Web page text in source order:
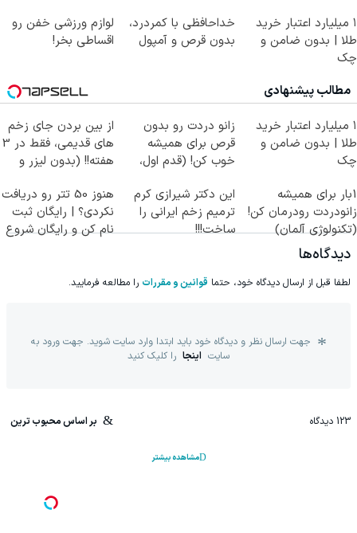
۱ میلیارد اعتبار خرید
طلا | بدون ضامن و
چک
خداحافظی با کمردرد،
بدون قرص و آمپول
لوازم ورزشی خفن رو
اقساطی بخر!
مطالب پیشنهادی
۱ میلیارد اعتبار خرید
طلا | بدون ضامن و
چک
زانو دردت رو بدون
قرص برای همیشه
خوب کن! (قدم اول،
از بین بردن جای زخم
های قدیمی، فقط در 3
هفته!! (بدون لیزر و
1بار برای همیشه
زانودردت رودرمان کن!
(تکنولوژی آلمان)
◂پرسشنامه▸
این دکتر شیرازی کرم
ترمیم زخم ایرانی را
ساخت!!!
هنوز 50 تتر رو دریافت
نکردی؟ | رایگان ثبت
نام کن و رایگان شروع
دیدگاه‌ها
لطفا قبل از ارسال دیدگاه خود، حتما قوانین و مقررات را مطالعه فرمایید.
جهت ارسال نظر و دیدگاه خود باید ابتدا وارد سایت شوید. جهت ورود به
سایت اینجا را کلیک کنید
123 دیدگاه بر اساس محبوب ترین
مشاهده بیشتر